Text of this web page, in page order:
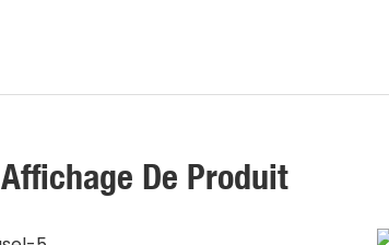
Affichage De Produit